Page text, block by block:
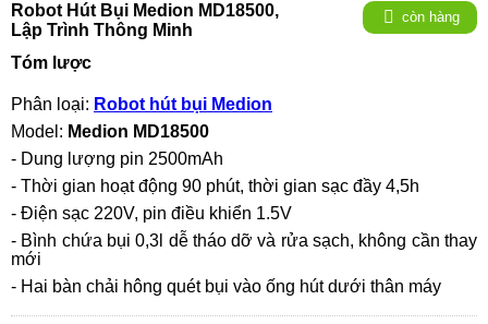
Robot Hút Bụi Medion MD18500,
Lập Trình Thông Minh
còn hàng
Tóm lược
Phân loại: Robot hút bụi Medion
Model: Medion MD18500
- Dung lượng pin 2500mAh
- Thời gian hoạt động 90 phút, thời gian sạc đầy 4,5h
- Điện sạc 220V, pin điều khiển 1.5V
- Bình chứa bụi 0,3l dễ tháo dỡ và rửa sạch, không cần thay
mới
- Hai bàn chải hông quét bụi vào ống hút dưới thân máy